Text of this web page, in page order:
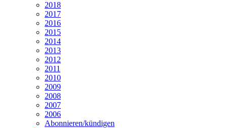
2018
2017
2016
2015
2014
2013
2012
2011
2010
2009
2008
2007
2006
Abonnieren/kündigen